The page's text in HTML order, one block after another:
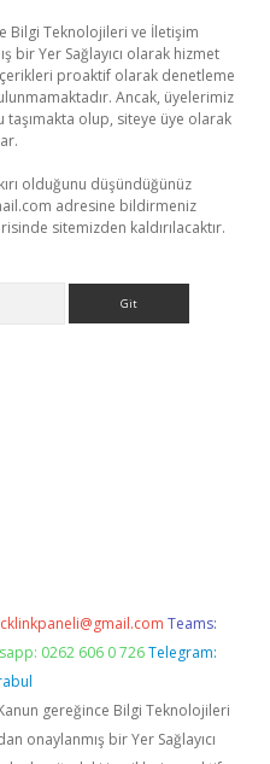
Bilgi Teknolojileri ve İletişim
bir Yer Sağlayıcı olarak hizmet
proaktif olarak denetleme
Ancak, üyelerimiz
taşımakta olup, siteye üye olarak
olduğunu düşündüğünüz
adresine bildirmeniz
sitemizden kaldırılacaktır.
Teams:
0262 606 0 726 Telegram:
Kanun gereğince Bilgi Teknolojileri
onaylanmış bir Yer Sağlayıcı